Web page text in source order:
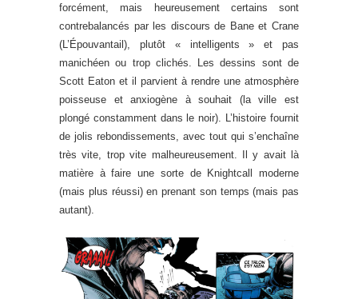
forcément, mais heureusement certains sont
contrebalancés par les discours de Bane et Crane
(L’Épouvantail), plutôt « intelligents » et pas
manichéen ou trop clichés. Les dessins sont de
Scott Eaton et il parvient à rendre une atmosphère
poisseuse et anxiogène à souhait (la ville est
plongé constamment dans le noir). L’histoire fournit
de jolis rebondissements, avec tout qui s’enchaîne
très vite, trop vite malheureusement. Il y avait là
matière à faire une sorte de Knightcall moderne
(mais plus réussi) en prenant son temps (mais pas
autant).